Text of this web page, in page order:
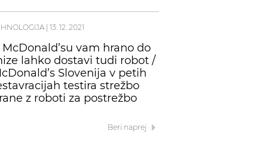
| 13. 12. 2021
McDonald’su vam hrano do
lahko dostavi tudi robot /
Slovenija v petih
testira strežbo
z roboti za postrežbo
Beri naprej